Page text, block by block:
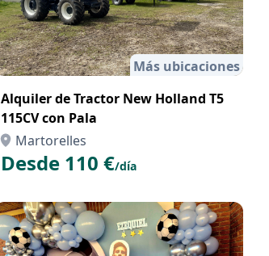
Más ubicaciones
Alquiler de Tractor New Holland T5
115CV con Pala
Martorelles
Desde 110 €/día